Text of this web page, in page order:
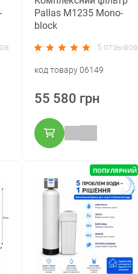
Pallas М1235 Mono-
block
5 отзывов
код товару 06149
55 580 грн
ПОПУЛЯРНИЙ